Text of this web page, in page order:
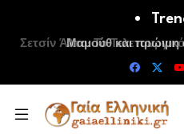
Μαμούθ και πρώιμη